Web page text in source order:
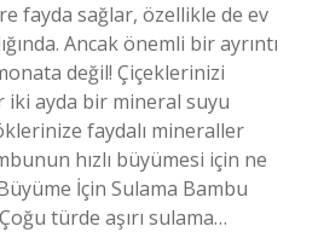
fayda sağlar, özellikle de ev
Ancak önemli bir ayrıntı
değil! Çiçeklerinizi
iki ayda bir mineral suyu
faydalı mineraller
hızlı büyümesi için ne
İçin Sulama Bambu
türde aşırı sulama…